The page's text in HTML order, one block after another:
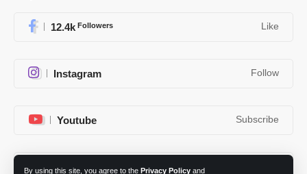
By using this site, you agree to the Privacy Policy and
12.4k Followers Like
Instagram Follow
Youtube Subscribe
Telegram